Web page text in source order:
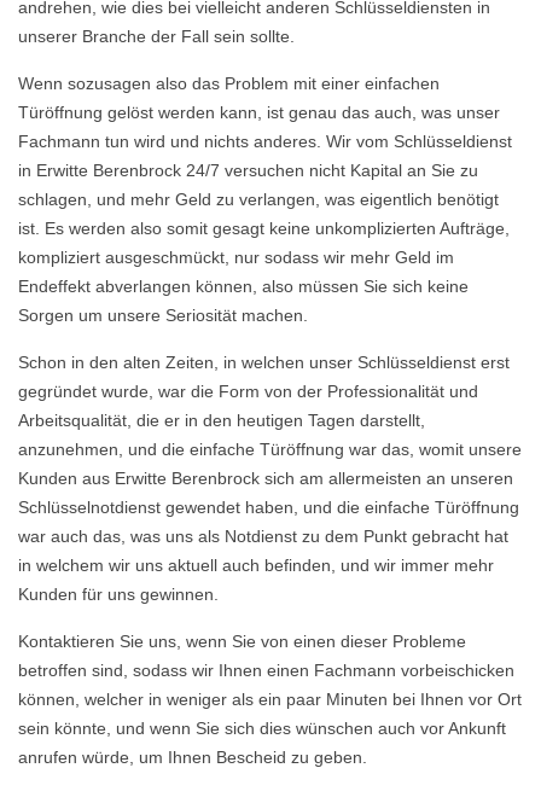
andrehen, wie dies bei vielleicht anderen Schlüsseldiensten in
unserer Branche der Fall sein sollte.
Wenn sozusagen also das Problem mit einer einfachen
Türöffnung gelöst werden kann, ist genau das auch, was unser
Fachmann tun wird und nichts anderes. Wir vom Schlüsseldienst
in Erwitte Berenbrock 24/7 versuchen nicht Kapital an Sie zu
schlagen, und mehr Geld zu verlangen, was eigentlich benötigt
ist. Es werden also somit gesagt keine unkomplizierten Aufträge,
kompliziert ausgeschmückt, nur sodass wir mehr Geld im
Endeffekt abverlangen können, also müssen Sie sich keine
Sorgen um unsere Seriosität machen.
Schon in den alten Zeiten, in welchen unser Schlüsseldienst erst
gegründet wurde, war die Form von der Professionalität und
Arbeitsqualität, die er in den heutigen Tagen darstellt,
anzunehmen, und die einfache Türöffnung war das, womit unsere
Kunden aus Erwitte Berenbrock sich am allermeisten an unseren
Schlüsselnotdienst gewendet haben, und die einfache Türöffnung
war auch das, was uns als Notdienst zu dem Punkt gebracht hat
in welchem wir uns aktuell auch befinden, und wir immer mehr
Kunden für uns gewinnen.
Kontaktieren Sie uns, wenn Sie von einen dieser Probleme
betroffen sind, sodass wir Ihnen einen Fachmann vorbeischicken
können, welcher in weniger als ein paar Minuten bei Ihnen vor Ort
sein könnte, und wenn Sie sich dies wünschen auch vor Ankunft
anrufen würde, um Ihnen Bescheid zu geben.